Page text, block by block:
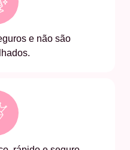
e não são